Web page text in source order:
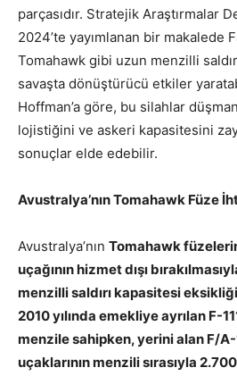
parçasıdır. Stratejik Araştırmalar
2024’te yayımlanan bir makalede
Tomahawk gibi uzun menzilli
savaşta dönüştürücü etkiler
Hoffman’a göre, bu silahlar
lojistiğini ve askeri kapasitesini
sonuçlar elde edebilir.
Avustralya’nın Tomahawk Füze
Avustralya’nın Tomahawk
uçağının hizmet dışı
menzilli saldırı kapasitesi
2010 yılında emekliye ayrılan F-
menzile sahipken, yerini alan F/
uçaklarının menzili sırasıyla